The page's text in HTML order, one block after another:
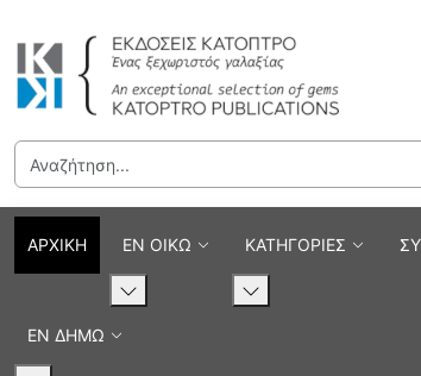
Εκδόσεις Κάτοπτρο -
ΑΡΧΙΚΗ ΕΝ ΟΙΚΩ ΚΑΤΗΓΟΡΙΕΣ
ΕΝ ΔΗΜΩ